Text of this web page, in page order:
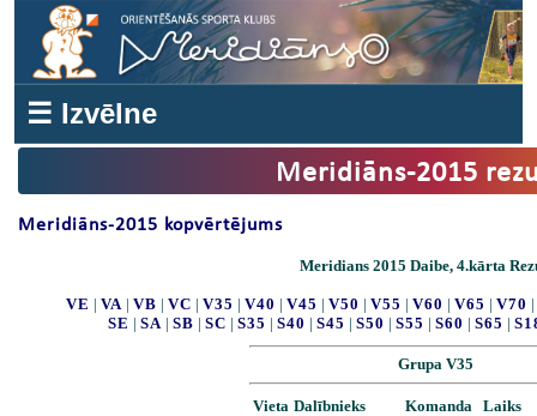
☰ Izvēlne
Meridiāns-2015
Meridiāns-2015 kopvērtējums
Meridians 2015 Daibe, 4.kārta
VE | VA | VB | VC | V35 | V40 | V45 | V50 | V55 | V60 | V65 | V70 |
SE | SA| SB | SC | S35 | S40 | S45 | S50 | S55 | S60 | S65 |
Grupa V35
Vieta Dalībnieks Komanda
Laiks